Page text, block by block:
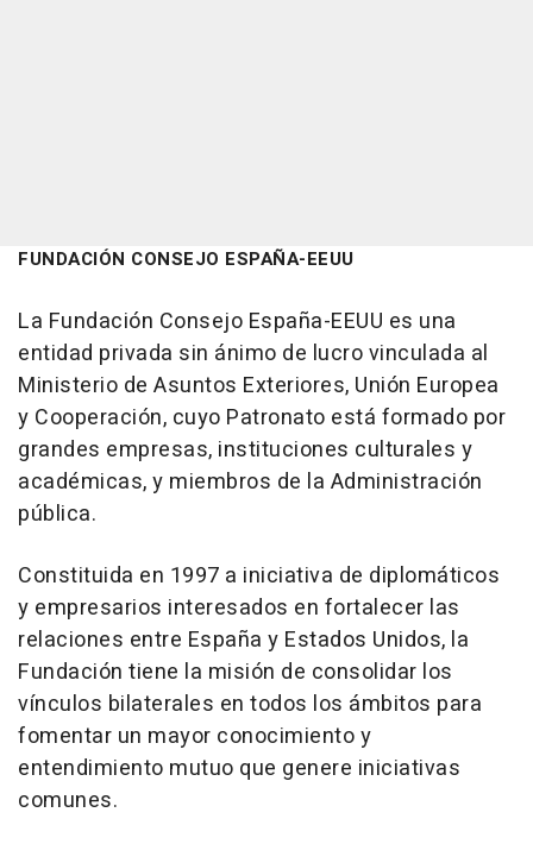
FUNDACIÓN CONSEJO ESPAÑA-EEUU
La Fundación Consejo España-EEUU es una
entidad privada sin ánimo de lucro vinculada al
Ministerio de Asuntos Exteriores, Unión Europea
y Cooperación, cuyo Patronato está formado por
grandes empresas, instituciones culturales y
académicas, y miembros de la Administración
pública.
Constituida en 1997 a iniciativa de diplomáticos
y empresarios interesados en fortalecer las
relaciones entre España y Estados Unidos, la
Fundación tiene la misión de consolidar los
vínculos bilaterales en todos los ámbitos para
fomentar un mayor conocimiento y
entendimiento mutuo que genere iniciativas
comunes.